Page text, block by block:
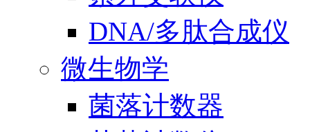
DNA/多肽合成仪
微生物学
菌落计数器